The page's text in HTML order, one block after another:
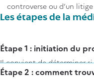
controverse ou d’un
Les étapes de la
Items
Étape 1 : initiation du
Il convient de déterminer
judiciaire :
Étape 2 : comment